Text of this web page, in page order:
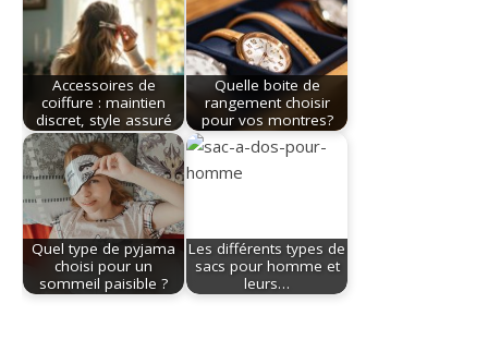
Accessoires de
coiffure : maintien
discret, style assuré
Quelle boite de
rangement choisir
pour vos montres?
Quel type de pyjama
choisi pour un
sommeil paisible ?
Les différents types de
sacs pour homme et
leurs…